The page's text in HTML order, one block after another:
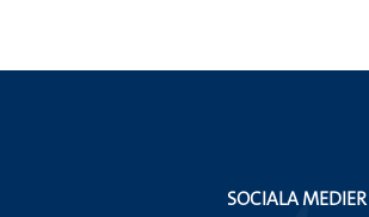
SOCIALA MEDIER